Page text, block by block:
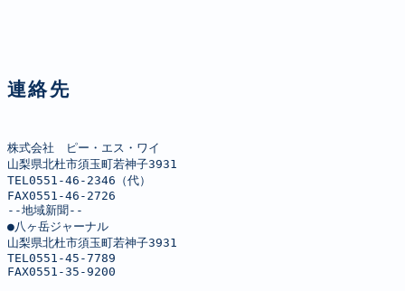
連絡先
株式会社　ピー・エス・ワイ
山梨県北杜市須玉町若神子3931
TEL0551-46-2346（代）
FAX0551-46-2726
--地域新聞--
●八ヶ岳ジャーナル
山梨県北杜市須玉町若神子3931
TEL0551-45-7789
FAX0551-35-9200